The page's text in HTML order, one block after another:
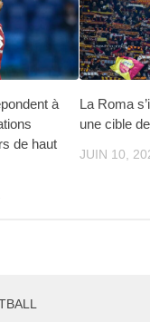
à
de haut
La Roma
une cible
JUIN 10,